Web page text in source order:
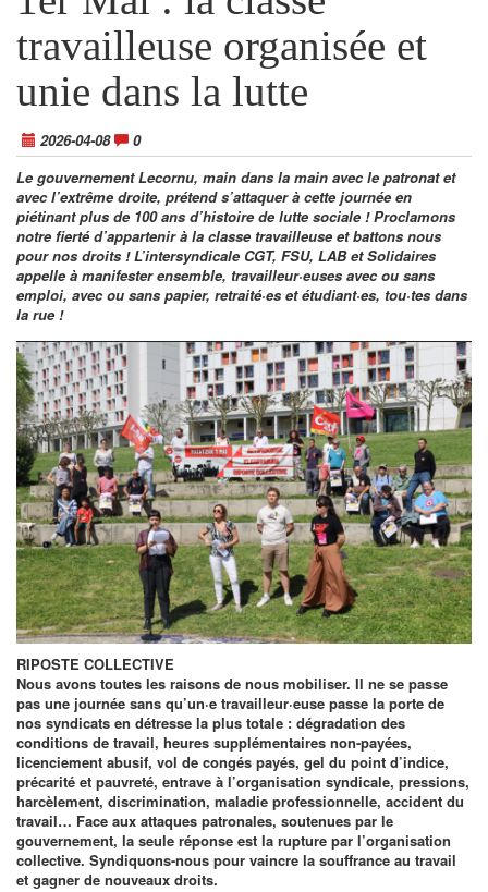
travailleuse organisée et
unie dans la lutte
2026-04-08
0
Le gouvernement Lecornu, main dans la main avec le patronat et
avec l’extrême droite, prétend s’attaquer à cette journée en
piétinant plus de 100 ans d’histoire de lutte sociale ! Proclamons
notre fierté d’appartenir à la classe travailleuse et battons nous
pour nos droits ! L’intersyndicale CGT, FSU, LAB et Solidaires
appelle à manifester ensemble, travailleur·euses avec ou sans
emploi, avec ou sans papier, retraité·es et étudiant·es, tou·tes dans
la rue !
RIPOSTE COLLECTIVE
Nous avons toutes les raisons de nous mobiliser. Il ne se passe
pas une journée sans qu’un·e travailleur·euse passe la porte de
nos syndicats en détresse la plus totale : dégradation des
conditions de travail, heures supplémentaires non-payées,
licenciement abusif, vol de congés payés, gel du point d’indice,
précarité et pauvreté, entrave à l’organisation syndicale, pressions,
harcèlement, discrimination, maladie professionnelle, accident du
travail… Face aux attaques patronales, soutenues par le
gouvernement, la seule réponse est la rupture par l’organisation
collective. Syndiquons-nous pour vaincre la souffrance au travail
et gagner de nouveaux droits.